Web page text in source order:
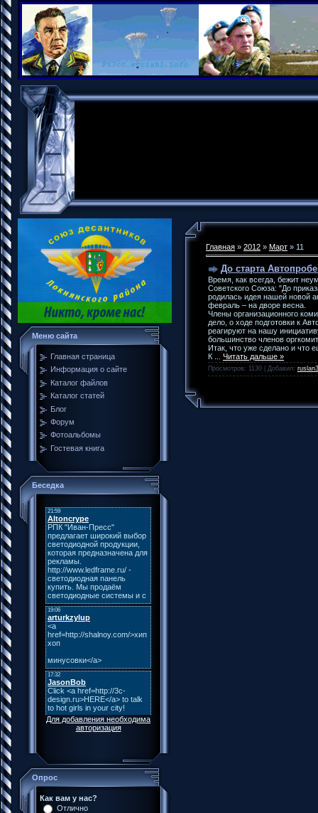
Меню сайта
Главная страница
Информация о сайте
Каталог файлов
Каталог статей
Блог
Форум
Фотоальбомы
Гостевая книга
Беседка
Для добавления необходима
авторизация
Опрос
Как вам у нас?
Отлично
Главная » 2012 » Март » 11
До старта
Время, как всегда, бежит
Советского Союза: "До
родилась идея нашей новой
февраль – на дворе весна.
Члены организационного
дело, о ходе подготовки к
реагируют на нашу
большинство членов
Итак, что уже сделано и что
К
Читать дальше »
Просмотров: 1130 | Добавил: